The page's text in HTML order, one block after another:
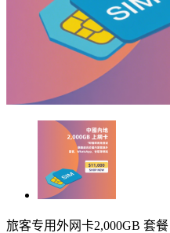
旅客专用外网卡2,000GB 套